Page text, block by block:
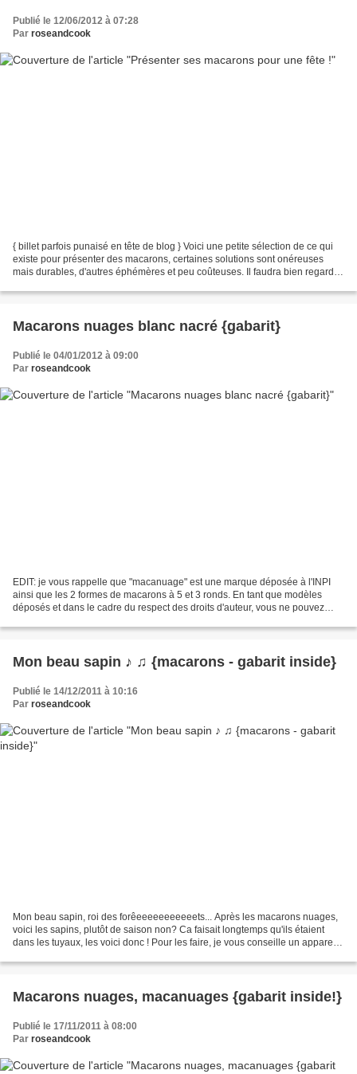
Publié le 12/06/2012 à 07:28
Par roseandcook
{ billet parfois punaisé en tête de blog } Voici une petite sélection de ce qui
existe pour présenter des macarons, certaines solutions sont onéreuses
mais durables, d'autres éphémères et peu coûteuses. Il faudra bien regarder
Macarons nuages blanc nacré {gabarit}
Publié le 04/01/2012 à 09:00
Par roseandcook
EDIT: je vous rappelle que "macanuage" est une marque déposée à l'INPI
ainsi que les 2 formes de macarons à 5 et 3 ronds. En tant que modèles
déposés et dans le cadre du respect des droits d'auteur, vous ne pouvez
Mon beau sapin ♪ ♫ {macarons - gabarit inside}
Publié le 14/12/2011 à 10:16
Par roseandcook
Mon beau sapin, roi des forêeeeeeeeeeeets... Après les macarons nuages,
voici les sapins, plutôt de saison non? Ca faisait longtemps qu'ils étaient
dans les tuyaux, les voici donc ! Pour les faire, je vous conseille un appareil
Macarons nuages, macanuages {gabarit inside!}
Publié le 17/11/2011 à 08:00
Par roseandcook